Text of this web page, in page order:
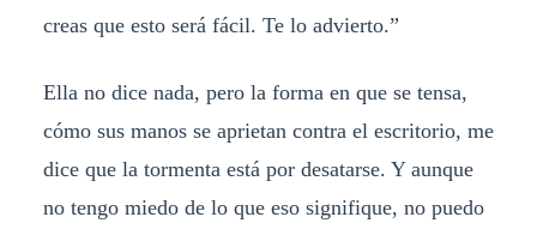
creas que esto será fácil. Te lo advierto.”
Ella no dice nada, pero la forma en que se tensa,
cómo sus manos se aprietan contra el escritorio, me
dice que la tormenta está por desatarse. Y aunque
no tengo miedo de lo que eso signifique, no puedo